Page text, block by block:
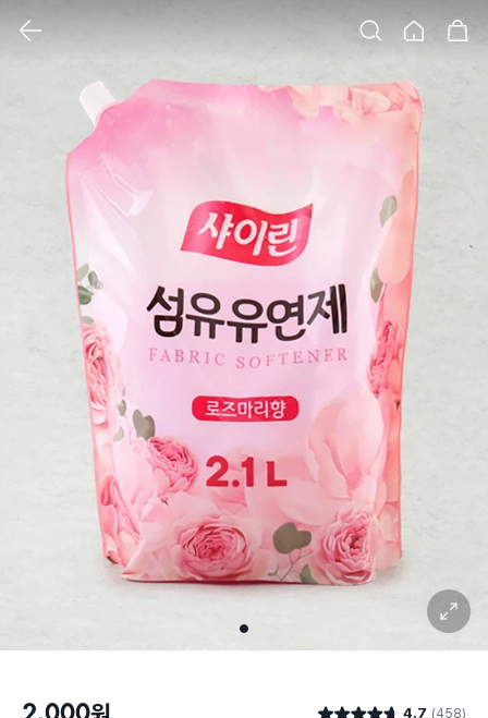
1
확대 보기
4.7 (458)